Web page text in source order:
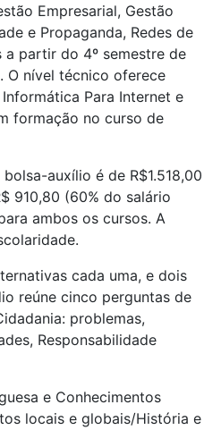
Empresarial, Gestão
e Propaganda, Redes de
a partir do 4º semestre de
O nível técnico oferece
Para Internet e
formação no curso de
auxílio é de R$1.518,00
910,80 (60% do salário
ambos os cursos. A
cada uma, e dois
reúne cinco perguntas de
problemas,
Responsabilidade
e Conhecimentos
locais e globais/História e